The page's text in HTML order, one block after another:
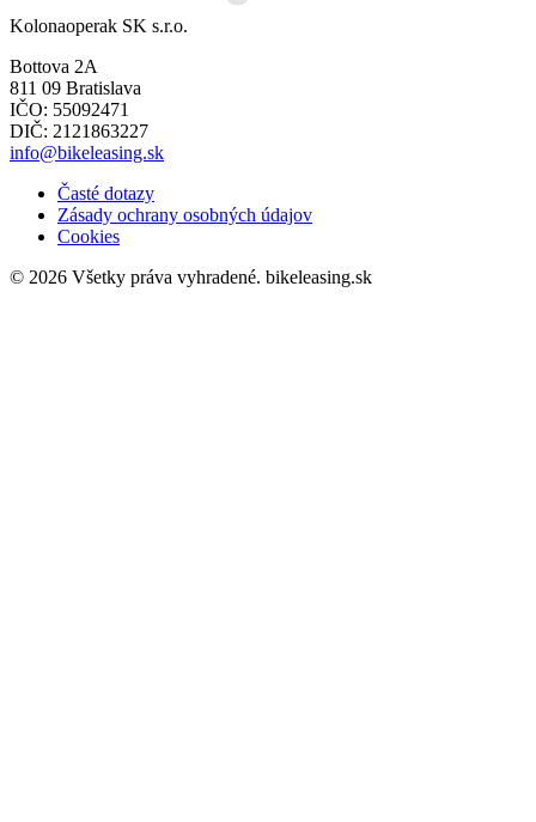
Kolonaoperak SK s.r.o.
Bottova 2A
811 09 Bratislava
IČO: 55092471
DIČ: 2121863227
info@bikeleasing.sk
Časté dotazy
Zásady ochrany osobných údajov
Cookies
© 2026 Všetky práva vyhradené. bikeleasing.sk